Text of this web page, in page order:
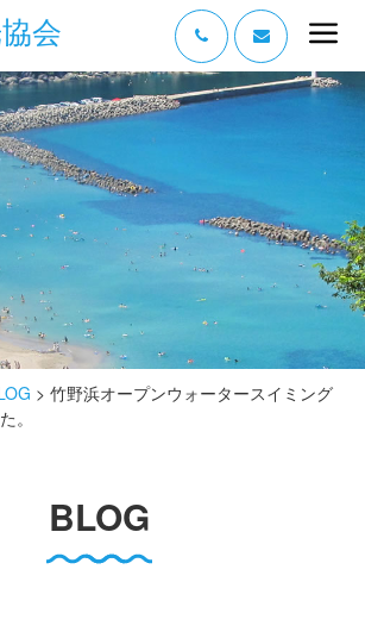
会
Q O
> 竹野浜オープンウォータースイミング
。
BLOG